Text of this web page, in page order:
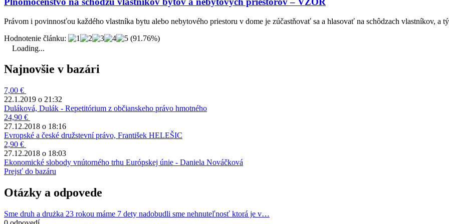
Právom i povinnosťou každého vlastníka bytu alebo nebytového priestoru v dome je zúčastňovať sa a hlasovať na schôdzach vlastníkov, a
Hodnotenie článku:
(91.76%)
Loading...
Najnovšie v bazári
7,00 €
22.1.2019 o 21:32
Duláková, Dulák - Repetitórium z občianskeho právo hmotného
24,90 €
27.12.2018 o 18:16
Evropské a české družstevní právo, František HELEŠIC
2,90 €
27.12.2018 o 18:03
Ekonomické slobody vnútorného trhu Európskej únie - Daniela Nováčková
Prejsť do bazáru
Otázky a odpovede
Sme druh a drużka 23 rokou máme 7 dety nadobudli sme nehnuteľnosť ktorá je v…